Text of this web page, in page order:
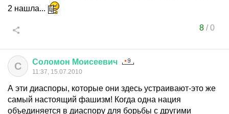
2 нашла...
8/0
С Соломон Моисеевич
11:37, 15.07.2010
А эти диаспоры, которые они здесь устраивают-это же
самый настоящий фашизм! Когда одна нация
объединяется в диаспору для борьбы с другими